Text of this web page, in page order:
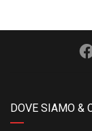
DOVE SIAMO &